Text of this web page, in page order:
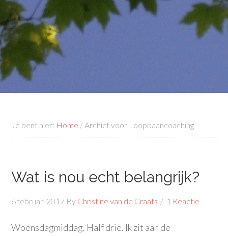
Je bent hier: Home /Archief voor Loopbaancoaching
Wat is nou echt belangrijk?
6 februari 2017 By Christine van de Craats 1 Reactie
Woensdagmiddag. Half drie. Ik zit aan de